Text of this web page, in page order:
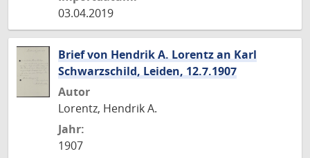
03.04.2019
Brief von Hendrik A. Lorentz an Karl
Schwarzschild, Leiden, 12.7.1907
Autor
Lorentz, Hendrik A.
Jahr:
1907